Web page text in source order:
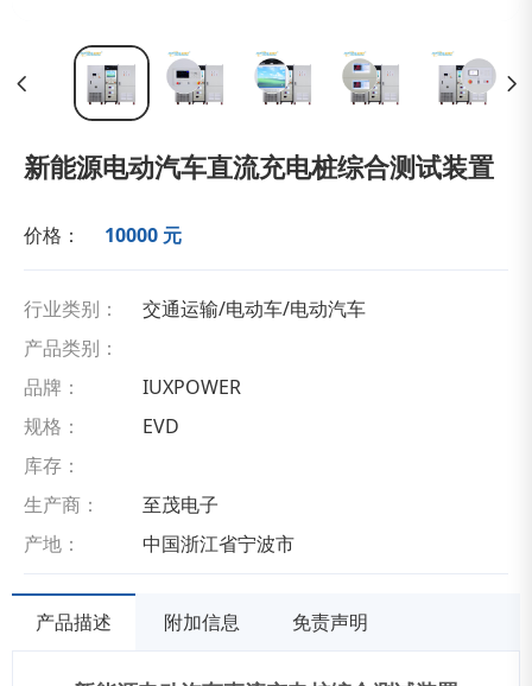
新能源电动汽车直流充电桩综合测试装置
价格： 10000 元
行业类别：
交通运输/电动车/电动汽车
产品类别：
品牌：
IUXPOWER
规格：
EVD
库存：
生产商：
至茂电子
产地：
中国浙江省宁波市
产品描述 附加信息 免责声明